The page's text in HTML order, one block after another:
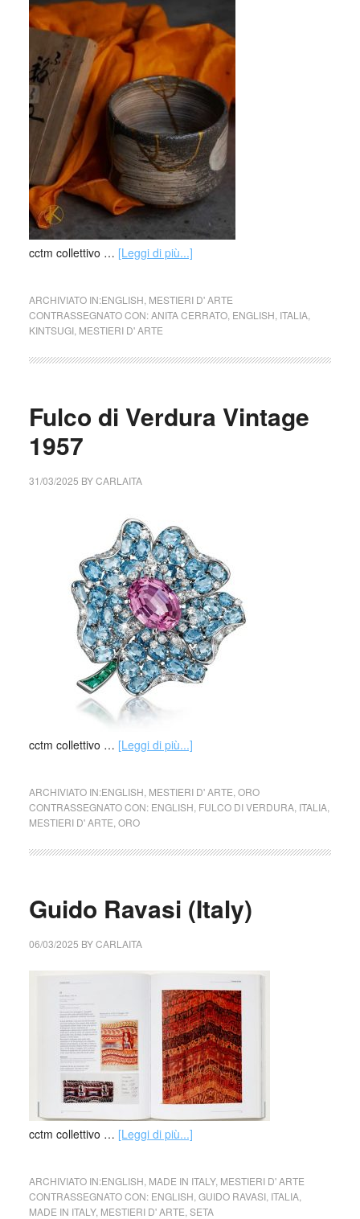
cctm collettivo … [Leggi di più...]
ARCHIVIATO IN:ENGLISH MESTIERI D' ARTE
CONTRASSEGNATO CON:ANITA CERRATO, ENGLISH ITALIA,
KINTSUGI, MESTIERI D' ARTE
Fulco di Verdura Vintage
1957
31/03/2025 BYCARLAITA
cctm collettivo … [Leggi di più...]
ARCHIVIATO IN:ENGLISH MESTIERI D' ARTE ORO
CONTRASSEGNATO CON: ENGLISH FULCO DI VERDURA, ITALIA,
MESTIERI D' ARTE ORO
Guido Ravasi (Italy)
06/03/2025 BYCARLAITA
cctm collettivo … [Leggi di più...]
ARCHIVIATO IN:ENGLISH MADE IN ITALY, MESTIERI D' ARTE
CONTRASSEGNATO CON: ENGLISH GUIDO RAVASI, ITALIA,
MADE IN ITALY, MESTIERI D' ARTE SETA